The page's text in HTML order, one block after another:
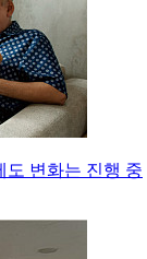
변화는 진행 중